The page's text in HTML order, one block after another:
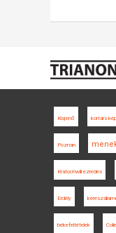
Kisjenő kortárs
Poznan
Kratochwill ezredes
Erdély
békefeltételek